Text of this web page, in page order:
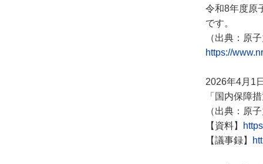
令和8年度原
です。
（出典：原
https://
2026年4月1
「国内保障
（出典：原
【資料】
【議事録】